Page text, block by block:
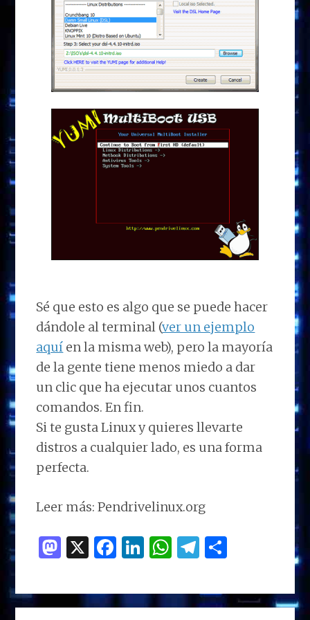
Sé que esto es algo que se puede hacer
dándole al terminal (ver un ejemplo
aquí en la misma web), pero la mayoría
de la gente tiene menos miedo a dar
un clic que ha ejecutar unos cuantos
comandos. En fin.
Si te gusta Linux y quieres llevarte
distros a cualquier lado, es una forma
perfecta.
Leer más: Pendrivelinux.org
M
to
d
X F
ce
b
Li
k
e
W
at
s
T
e
g
m
p